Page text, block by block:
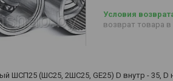
возврат товара в
ШСП25 (ШС25, 2ШС25, GE25) D внутр - 35,